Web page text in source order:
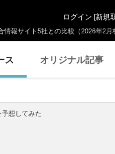
報サイト5社との比較（2026年2月
ログイン [新規
ス オリジナル記事
想してみた